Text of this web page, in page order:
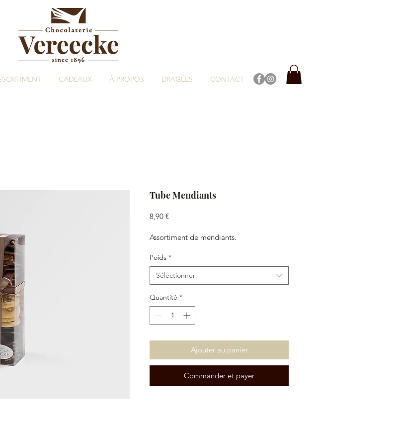
CADEAUX À PROPOS DRAGÉES CONTACT
Tube Mendiants
8,90 €Prix
Assortiment de mendiants.
Poids *
Sélectionner
Quantité *
Ajouter au panier
Commander et payer